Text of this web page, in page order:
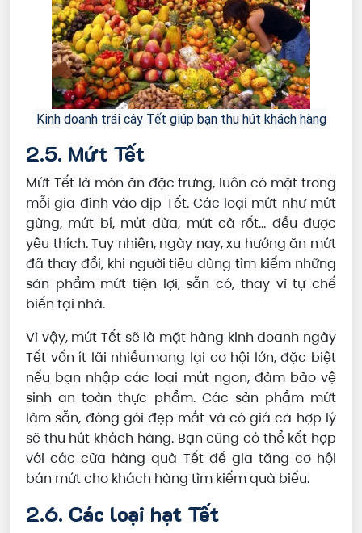
Kinh doanh trái cây Tết giúp bạn thu hút khách hàng
2.5. Mứt Tết
Mứt Tết là món ăn đặc trưng, luôn có mặt trong
mỗi gia đình vào dịp Tết. Các loại mứt như mứt
gừng, mứt bí, mứt dừa, mứt cà rốt... đều được
yêu thích. Tuy nhiên, ngày nay, xu hướng ăn mứt
đã thay đổi, khi người tiêu dùng tìm kiếm những
sản phẩm mứt tiện lợi, sẵn có, thay vì tự chế
biến tại nhà.
Vì vậy, mứt Tết sẽ là mặt hàng kinh doanh ngày
Tết vốn ít lãi nhiềumang lại cơ hội lớn, đặc biệt
nếu bạn nhập các loại mứt ngon, đảm bảo vệ
sinh an toàn thực phẩm. Các sản phẩm mứt
làm sẵn, đóng gói đẹp mắt và có giá cả hợp lý
sẽ thu hút khách hàng. Bạn cũng có thể kết hợp
với các cửa hàng quà Tết để gia tăng cơ hội
bán mứt cho khách hàng tìm kiếm quà biếu.
2.6. Các loại hạt Tết